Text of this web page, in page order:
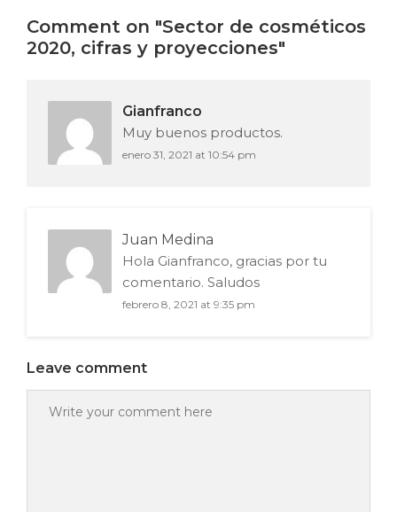
Comment on "Sector de cosméticos
2020, cifras y proyecciones"
Gianfranco
Muy buenos productos.
enero 31, 2021 at 10:54 pm
Juan Medina
Hola Gianfranco, gracias por tu
comentario. Saludos
febrero 8, 2021 at 9:35 pm
Leave comment